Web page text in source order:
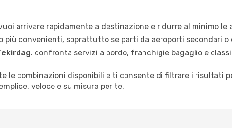
arrivare rapidamente a destinazione e ridurre al minimo le
più convenienti, soprattutto se parti da aeroporti secondari
: confronta servizi a bordo, franchigie bagaglio e
le combinazioni disponibili e ti consente di filtrare i risultati
veloce e su misura per te.